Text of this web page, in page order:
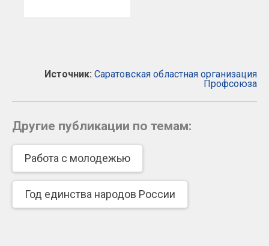
Источник: Саратовская областная организация
Профсоюза
Другие публикации по темам:
Работа с молодежью
Год единства народов России